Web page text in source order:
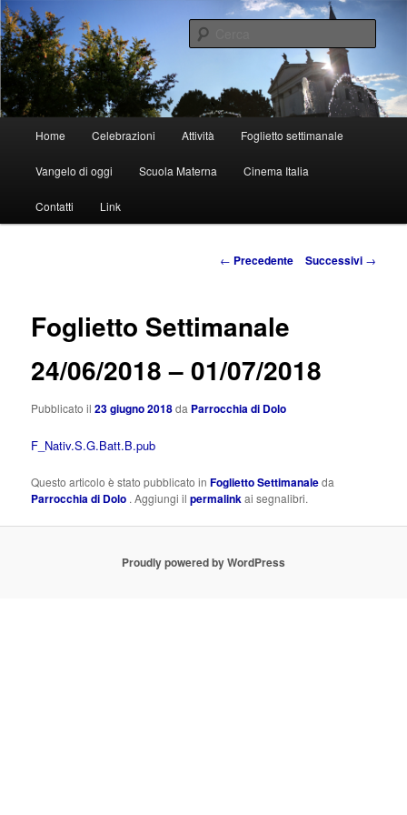
Vai
al
contenuto
principaleParrocchia di Dolo
principale
Home Celebrazioni Attività Foglietto settimanale
Vangelo di oggi Scuola Materna Cinema Italia
Contatti Link
Navigazione
← Precedente Successivi →
Foglietto Settimanale
24/06/2018 – 01/07/2018
Pubblicato il23 giugno 2018da Parrocchia di Dolo
F_Nativ.S.G.Batt.B.pub
Questo articolo è stato pubblicato inFoglietto Settimanaleda
Parrocchia di Dolo . Aggiungi ilpermalinkai segnalibri.
Proudly powered by WordPress